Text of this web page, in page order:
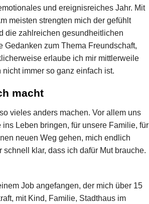
und ereignisreiches Jahr. Mit
meisten strengten mich der gefühlt
die zahlreichen gesundheitlichen
Gedanken zum Thema Freundschaft,
erlaube ich mir mittlerweile
immer so ganz einfach ist.
macht
vieles anders machen. Vor allem uns
Leben bringen, für unsere Familie, für
neuen Weg gehen, mich endlich
klar, dass ich dafür Mut brauche.
Job angefangen, der mich über 15
mit Kind, Familie, Stadthaus im